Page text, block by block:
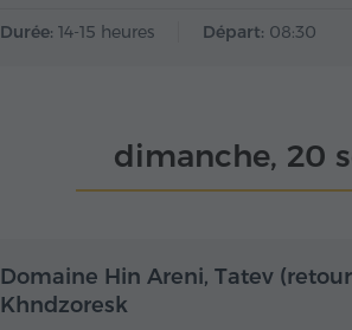
Durée: 14-15 heures Départ: 08:30
dimanche, 20
Toute la journée
Domaine Hin Areni, Tatev
Khndzoresk